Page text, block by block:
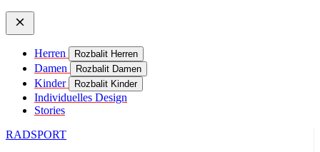
Herren Rozbalit Herren
Damen Rozbalit Damen
Kinder Rozbalit Kinder
Individuelles Design
Stories
RADSPORT